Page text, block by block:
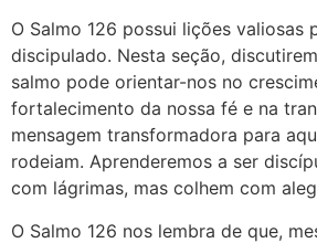
O Salmo 126 possui lições valiosas
discipulado. Nesta seção,
salmo pode orientar-nos no
fortalecimento da nossa fé e na
mensagem transformadora para
rodeiam. Aprenderemos a ser
com lágrimas, mas colhem com
O Salmo 126 nos lembra de que,